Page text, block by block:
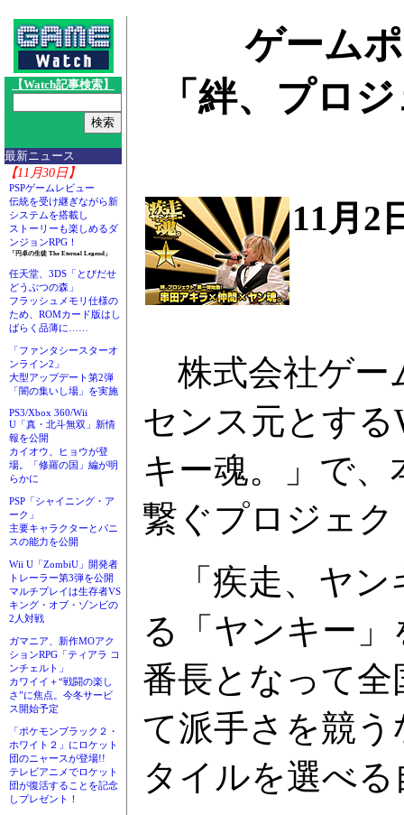
【Watch記事検索】
最新ニュース
【11月30日】
PSPゲームレビュー
伝統を受け継ぎながら新
システムを搭載し
ストーリーも楽しめるダ
ンジョンRPG！
「円卓の生徒 The Eternal Legend」
任天堂、3DS「とびだせ
どうぶつの森」
フラッシュメモリ仕様の
ため、ROMカード版はし
ばらく品薄に……
「ファンタシースターオ
ンライン2」
大型アップデート第2弾
「闇の集いし場」を実施
PS3/Xbox 360/Wii
U「真・北斗無双」新情
報を公開
カイオウ、ヒョウが登
場。「修羅の国」編が明
らかに
PSP「シャイニング・ア
ーク」
主要キャラクターとパニ
スの能力を公開
Wii U「ZombiU」開発者
トレーラー第3弾を公開
マルチプレイは生存者VS
キング・オブ・ゾンビの
2人対戦
ガマニア、新作MOアク
ションRPG「ティアラ コ
ンチェルト」
カワイイ＋“戦闘の楽し
さ”に焦点。今冬サービ
ス開始予定
「ポケモンブラック２・
ホワイト２」にロケット
団のニャースが登場!!
テレビアニメでロケット
団が復活することを記念
しプレゼント！
ゲーム
「絆、プロ
11月2
株式会社ゲー
センス元とす
キー魂。」で
繋ぐプロジェ
「疾走、ヤン
る「ヤンキー
番長となって
て派手さを競
タイルを選べ